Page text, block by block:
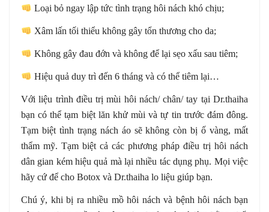
Loại bỏ ngay lập tức tình trạng hôi nách khó chịu;
Xâm lấn tối thiểu không gây tổn thương cho da;
Không gây đau đớn và không để lại sẹo xấu sau tiêm;
Hiệu quả duy trì đến 6 tháng và có thể tiêm lại…
Với liệu trình điều trị mùi hôi nách/ chân/ tay tại Dr.thaiha
bạn có thể tạm biệt lăn khử mùi và tự tin trước đám đông.
Tạm biệt tình trạng nách áo sẽ không còn bị ố vàng, mất
thẩm mỹ. Tạm biệt cả các phương pháp điều trị hôi nách
dân gian kém hiệu quả mà lại nhiều tác dụng phụ. Mọi việc
hãy cứ để cho Botox và Dr.thaiha lo liệu giúp bạn.
Chú ý, khi bị ra nhiều mồ hôi nách và bệnh hôi nách bạn